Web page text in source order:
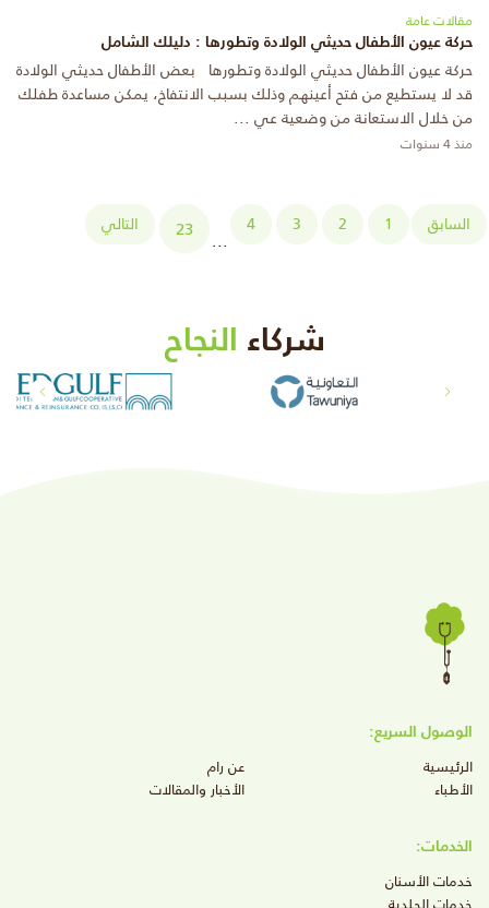
مقالات عامة
حركة عيون الأطفال حديثي الولادة وتطورها : دليلك الشامل
حركة عيون الأطفال حديثي الولادة وتطورها بعض الأطفال حديثي الولادة
قد لا يستطيع من فتح أعينهم وذلك بسبب الانتفاخ، يمكن مساعدة طفلك
من خلال الاستعانة من وضعية عي ...
منذ 4 سنوات
السابق 1
2
3
4
...
23 التالي
شركاء النجاح
الوصول السريع:
الرئيسية
عن رام
الأطباء
الأخبار والمقالات
الخدمات:
خدمات الأسنان